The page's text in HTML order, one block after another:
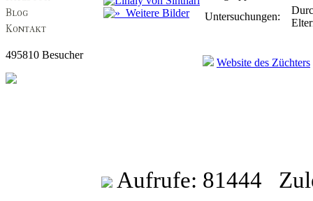
495810 Besucher
Weitere Bilder
Untersuchungen:
Website des Züchters
Aufrufe: 81444